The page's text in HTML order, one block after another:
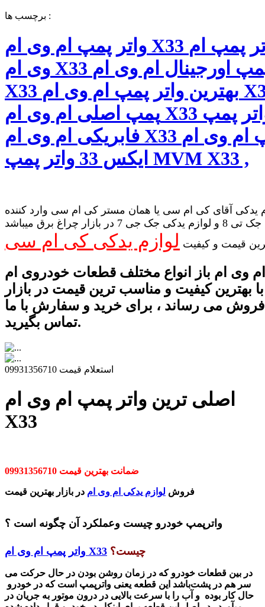
برچسب ها :
واتر پمپ ام وی ام X33 قیمت واتر پمپ ام
وی ام X33 واتر پمپ اورجینال ام وی ام
X33 بهترین واتر پمپ ام وی ام X33 واتر
پمپ اصلی ام وی ام X33 واتر پمپ
فابریکی ام وی ام X33 واتر پمپ ام وی ام
ایکس 33 واتر پمپ MVM X33 ,
یدکی آقای کی ام سی یا همان مستر کی ام سی وارد کننده
لوازم یدکی جک تی 8 و لوازم یدکی جک جی 7 در بازار چراغ برق میباشد
قیمت و کیفیت لوازم یدکی کی ام سی
وی ام باز انواع مختلف قطعات خودروی ام
بهترین کیفیت و مناسب ترین قیمت در بازار
فروش می رساند ، برای خرید و سفارش با ما
تماس بگیرید.
استعلام قیمت 09931356710
اصلی ترین واتر پمپ ام وی ام
X33
ضمانت بهترین قیمت 09931356710
فروش لوازم یدکی ام وی ام در بازار بهترین قیمت
واترپمپ خودرو چیست وعملکرد آن چگونه است ؟
واتر پمپ ام وی ام X33 چیست؟
در بین قطعات خودرو که در زمان روشن بودن در حال حرکت می
باشد این قطعه یعنی واترپمپ است که در خودروپشت سر هم در
حال کار بوده و آب را با سرعت بالایی در درون موتور به جریان در